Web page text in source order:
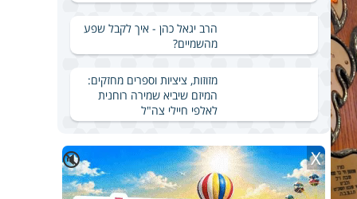
הרב יגאל כהן - איך לקבל שפע
מהשמיים?
מזוזות, ציציות וספרים מחזקים:
המיזם שיביא שמירה רוחנית
לאלפי חיילי צה"ל
🔇 X